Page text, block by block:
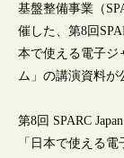
基盤整備事業（
催した、第8回
本で使える電子ジ
ム」の講演資料が
第8回 SPARC
「日本で使える